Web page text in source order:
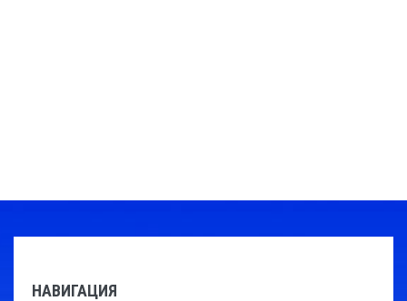
НАВИГАЦИЯ